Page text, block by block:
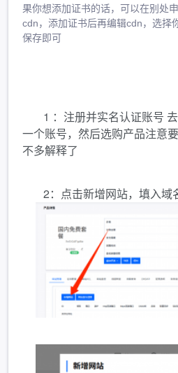
果你想添加证书的话，可以在别处
cdn，添加证书后再编辑cdn，选择
保存即可
1 ：注册并实名认证账号
一个账号，然后选购产品注意
不多解释了
2：点击新增网站，填入域